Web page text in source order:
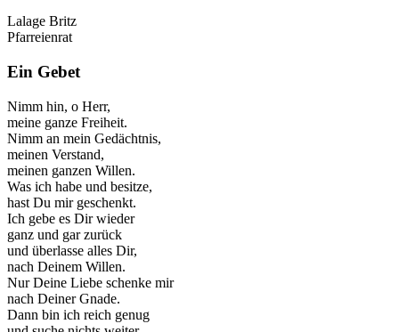
Lalage Britz
Pfarreienrat
Ein Gebet
Nimm hin, o Herr,
meine ganze Freiheit.
Nimm an mein Gedächtnis,
meinen Verstand,
meinen ganzen Willen.
Was ich habe und besitze,
hast Du mir geschenkt.
Ich gebe es Dir wieder
ganz und gar zurück
und überlasse alles Dir,
nach Deinem Willen.
Nur Deine Liebe schenke mir
nach Deiner Gnade.
Dann bin ich reich genug